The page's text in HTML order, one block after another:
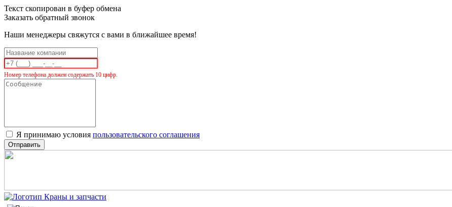
Текст скопирован в буфер обмена
Заказать обратный звонок
Наши менеджеры свяжутся с вами в ближайшее время!
Номер телефона должен содержать 10 цифр.
Я принимаю условия пользовательского соглашения
Отправить